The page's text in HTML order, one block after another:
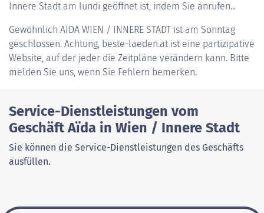
Innere Stadt am lundi geöffnet ist, indem Sie anrufen...
Gewöhnlich AÏDA WIEN / INNERE STADT ist am Sonntag
geschlossen. Achtung, beste-laeden.at ist eine partizipative
Website, auf der jeder die Zeitpläne verändern kann. Bitte
melden Sie uns, wenn Sie Fehlern bemerken.
Service-Dienstleistungen vom
Geschäft Aïda in Wien / Innere Stadt
Sie können die Service-Dienstleistungen des Geschäfts
ausfüllen.